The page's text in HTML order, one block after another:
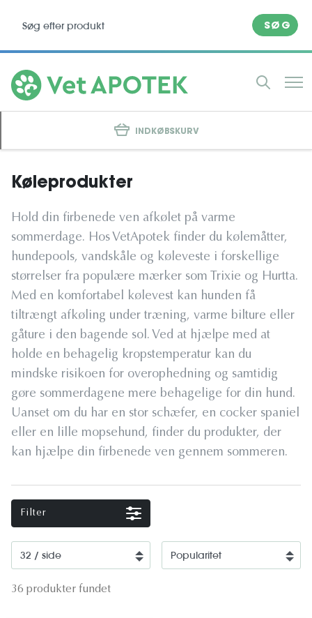
SØG
INDKØBSKURV
Køleprodukter
Hold din firbenede ven afkølet på varme
sommerdage. Hos VetApotek finder du kølemåtter,
hundepools, vandskåle og køleveste i forskellige
størrelser fra populære mærker som Trixie og Hurtta.
Med en komfortabel kølevest kan hunden få
tiltrængt afkøling under træning, varme bilture eller
gåture i den bagende sol. Ved at hjælpe med at
holde en behagelig kropstemperatur kan du
mindske risikoen for overophedning og samtidig
gøre sommerdagene mere behagelige for din hund.
Uanset om du har en stor schæfer, en cocker spaniel
eller en lille mopsehund, finder du produkter, der
kan hjælpe din firbenede ven gennem sommeren.
Filter
36 produkter fundet